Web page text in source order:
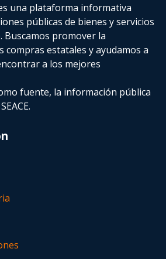
una plataforma informativa
públicas de bienes y servicios
Buscamos promover la
compras estatalesy ayudamos a
a los mejores
fuente, la información pública